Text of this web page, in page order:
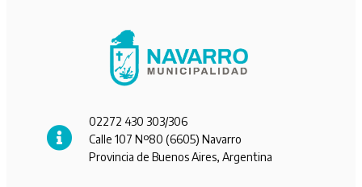
02272 430 303/306
Calle 107 Nº80 (6605) Navarro
Provincia de Buenos Aires, Argentina